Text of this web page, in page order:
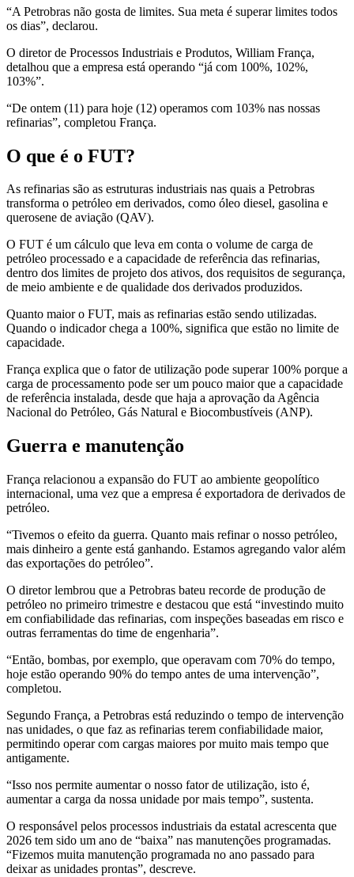
“A Petrobras não gosta de limites. Sua meta é superar limites todos
os dias”, declarou.
O diretor de Processos Industriais e Produtos, William França,
detalhou que a empresa está operando “já com 100%, 102%,
103%”.
“De ontem (11) para hoje (12) operamos com 103% nas nossas
refinarias”, completou França.
O que é o FUT?
As refinarias são as estruturas industriais nas quais a Petrobras
transforma o petróleo em derivados, como óleo diesel, gasolina e
querosene de aviação (QAV).
O FUT é um cálculo que leva em conta o volume de carga de
petróleo processado e a capacidade de referência das refinarias,
dentro dos limites de projeto dos ativos, dos requisitos de segurança,
de meio ambiente e de qualidade dos derivados produzidos.
Quanto maior o FUT, mais as refinarias estão sendo utilizadas.
Quando o indicador chega a 100%, significa que estão no limite de
capacidade.
França explica que o fator de utilização pode superar 100% porque a
carga de processamento pode ser um pouco maior que a capacidade
de referência instalada, desde que haja a aprovação da Agência
Nacional do Petróleo, Gás Natural e Biocombustíveis (ANP).
Guerra e manutenção
França relacionou a expansão do FUT ao ambiente geopolítico
internacional, uma vez que a empresa é exportadora de derivados de
petróleo.
“Tivemos o efeito da guerra. Quanto mais refinar o nosso petróleo,
mais dinheiro a gente está ganhando. Estamos agregando valor além
das exportações do petróleo”.
O diretor lembrou que a Petrobras bateu recorde de produção de
petróleo no primeiro trimestre e destacou que está “investindo muito
em confiabilidade das refinarias, com inspeções baseadas em risco e
outras ferramentas do time de engenharia”.
“Então, bombas, por exemplo, que operavam com 70% do tempo,
hoje estão operando 90% do tempo antes de uma intervenção”,
completou.
Segundo França, a Petrobras está reduzindo o tempo de intervenção
nas unidades, o que faz as refinarias terem confiabilidade maior,
permitindo operar com cargas maiores por muito mais tempo que
antigamente.
“Isso nos permite aumentar o nosso fator de utilização, isto é,
aumentar a carga da nossa unidade por mais tempo”, sustenta.
O responsável pelos processos industriais da estatal acrescenta que
2026 tem sido um ano de “baixa” nas manutenções programadas.
“Fizemos muita manutenção programada no ano passado para
deixar as unidades prontas”, descreve.